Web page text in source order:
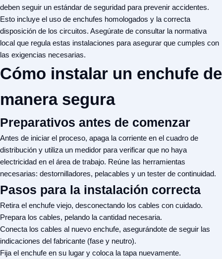
deben seguir un estándar de seguridad para prevenir accidentes.
Esto incluye el uso de enchufes homologados y la correcta
disposición de los circuitos. Asegúrate de consultar la normativa
local que regula estas instalaciones para asegurar que cumples con
las exigencias necesarias.
Cómo instalar un enchufe de
manera segura
Preparativos antes de comenzar
Antes de iniciar el proceso, apaga la corriente en el cuadro de
distribución y utiliza un medidor para verificar que no haya
electricidad en el área de trabajo. Reúne las herramientas
necesarias: destornilladores, pelacables y un tester de continuidad.
Pasos para la instalación correcta
Retira el enchufe viejo, desconectando los cables con cuidado.
Prepara los cables, pelando la cantidad necesaria.
Conecta los cables al nuevo enchufe, asegurándote de seguir las
indicaciones del fabricante (fase y neutro).
Fija el enchufe en su lugar y coloca la tapa nuevamente.